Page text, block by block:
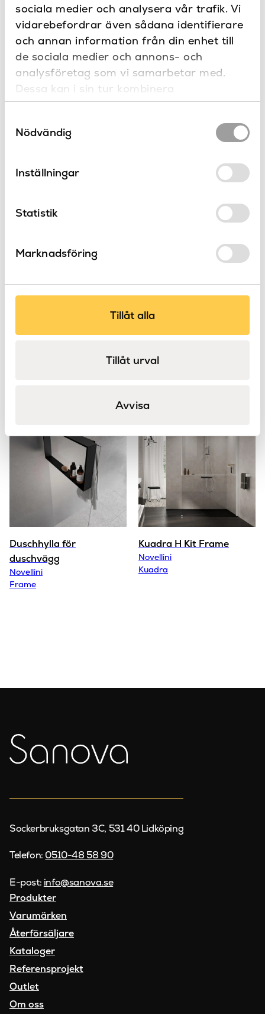
sociala medier och analysera vår trafik. Vi
vidarebefordrar även sådana identifierare
och annan information från din enhet till
de sociala medier och annons- och
analysföretag som vi samarbetar med.
Dessa kan i sin tur kombinera
informationen med annan information som
samlat in när du har använt deras tjänster.
Nödvändig
Inställningar
Statistik
Marknadsföring
Tillåt alla
Tillåt urval
Avvisa
Färg Oxid, Quartz
Material Trä
Produkttyp
Kontakta oss
Har du frågor eller vill du göra en
från Novellini
Toalettpappershållare Calos
Duschhylla för
duschvägg
Novellini
Frame
Kuadra H Kit Frame
Novellini
Kuadra
Sockerbruksgatan 3C, 531 40 Lidköping
Telefon: 0510-48 58 90
E-post: info@sanova.se
Produkter
Varumärken
Återförsäljare
Kataloger
Referensprojekt
Outlet
Om oss